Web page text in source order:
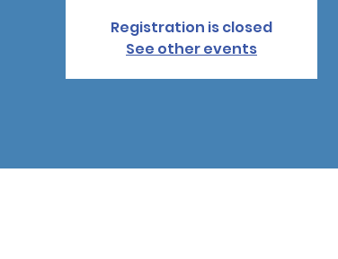
Registration is closed
See other events